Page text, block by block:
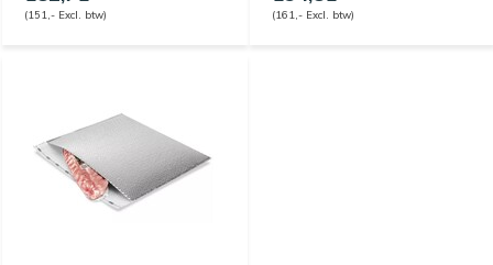
(151,- Excl. btw) (161,- Excl. btw)